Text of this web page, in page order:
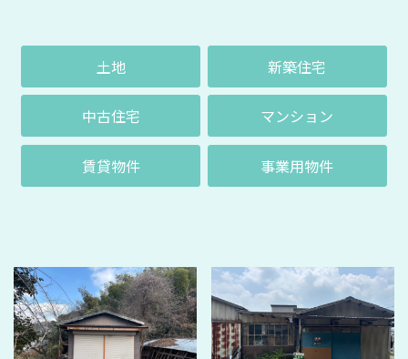
土地 新築住宅
中古住宅 マンション
賃貸物件 事業用物件